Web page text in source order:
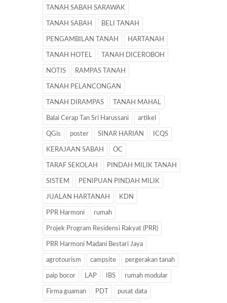
TANAH SABAH SARAWAK
TANAH SABAH BELI TANAH
PENGAMBILAN TANAH HARTANAH
TANAH HOTEL TANAH DICEROBOH
NOTIS RAMPAS TANAH
TANAH PELANCONGAN
TANAH DIRAMPAS TANAH MAHAL
Balai Cerap Tan Sri Harussani artikel
QGis poster SINAR HARIAN ICQS
KERAJAAN SABAH OC
TARAF SEKOLAH PINDAH MILIK TANAH
SISTEM PENIPUAN PINDAH MILIK
JUALAN HARTANAH KDN
PPR Harmoni rumah
Projek Program Residensi Rakyat (PRR)
PRR Harmoni Madani Bestari Jaya
agrotourism campsite pergerakan tanah
paip bocor LAP IBS rumah modular
Firma guaman PDT pusat data